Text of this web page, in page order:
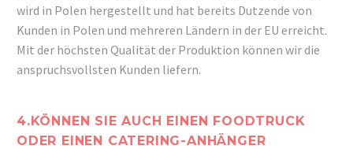
wird in Polen hergestellt und hat bereits Dutzende von
Kunden in Polen und mehreren Ländern in der EU erreicht.
Mit der höchsten Qualität der Produktion können wir die
anspruchsvollsten Kunden liefern.
4.KÖNNEN SIE AUCH EINEN FOODTRUCK
ODER EINEN CATERING-ANHÄNGER